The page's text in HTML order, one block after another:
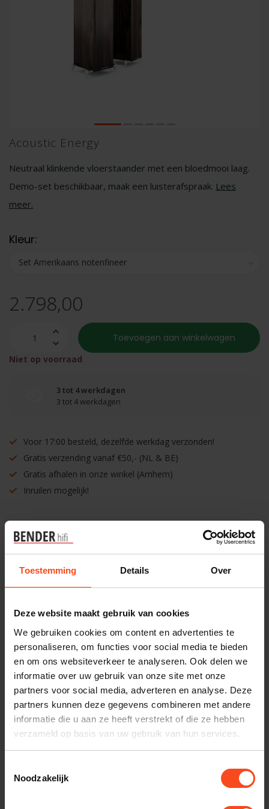
Toestemming Details Over
Deze website maakt gebruik van cookies
We gebruiken cookies om content en advertenties te
personaliseren, om functies voor social media te bieden
en om ons websiteverkeer te analyseren. Ook delen we
informatie over uw gebruik van onze site met onze
partners voor social media, adverteren en analyse. Deze
partners kunnen deze gegevens combineren met andere
informatie die u aan ze heeft verstrekt of die ze hebben
verzameld op basis van uw gebruik van hun services.
Noodzakelijk
Acoustic Energy
Neutraal klinkende vloerstaander met een bloedmooi laag.
Demo-set beschikbaar, maak een luisterafspraak. Lees
meer.
Kleur:
2.798,00
Toevoegen aan winkelwagen
Niet op voorraad
3 tot 4 werkdagen
3 tot 4 werkdagen
Voor 17:00 besteld, dezelfde werkdag verzonden!
Gratis verzending vanaf €50,- (NL & BE)
Gratis afhalen in onze winkel (Arnhem)
Inruilen mogelijk!
Benieuwd naar dit product?
nodig bij je bestelling? Neem contact op met onze
klantenservice.
Interesse in product
Maak een luisterafspraak
Productomschrijving
Reviews